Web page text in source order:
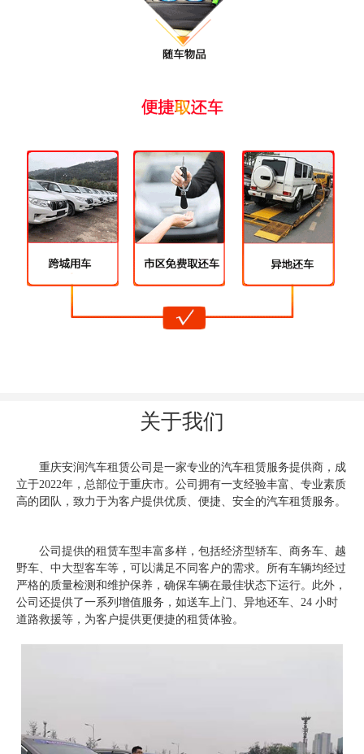
关于我们
重庆安润汽车租赁公司是一家专业的汽车租赁服务提供商，成
立于2022年，总部位于重庆市。公司拥有一支经验丰富、专业素质
高的团队，致力于为客户提供优质、便捷、安全的汽车租赁服务。
公司提供的租赁车型丰富多样，包括经济型轿车、商务车、越
野车、中大型客车等，可以满足不同客户的需求。所有车辆均经过
严格的质量检测和维护保养，确保车辆在最佳状态下运行。此外，
公司还提供了一系列增值服务，如送车上门、异地还车、24 小时
道路救援等，为客户提供更便捷的租赁体验。